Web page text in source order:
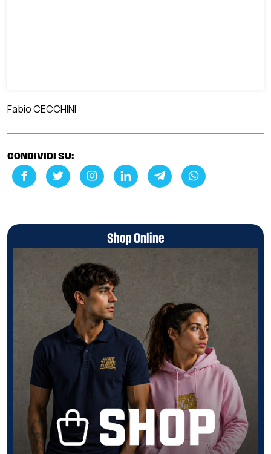
Fabio CECCHINI
CONDIVIDI SU:
Shop Online